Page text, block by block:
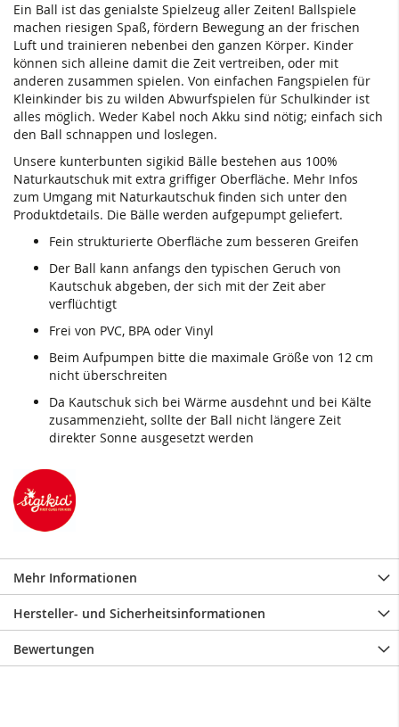
Ein Ball ist das genialste Spielzeug aller Zeiten! Ballspiele
machen riesigen Spaß, fördern Bewegung an der frischen
Luft und trainieren nebenbei den ganzen Körper. Kinder
können sich alleine damit die Zeit vertreiben, oder mit
anderen zusammen spielen. Von einfachen Fangspielen für
Kleinkinder bis zu wilden Abwurfspielen für Schulkinder ist
alles möglich. Weder Kabel noch Akku sind nötig; einfach sich
den Ball schnappen und loslegen.
Unsere kunterbunten sigikid Bälle bestehen aus 100%
Naturkautschuk mit extra griffiger Oberfläche. Mehr Infos
zum Umgang mit Naturkautschuk finden sich unter den
Produktdetails. Die Bälle werden aufgepumpt geliefert.
Fein strukturierte Oberfläche zum besseren Greifen
Der Ball kann anfangs den typischen Geruch von
Kautschuk abgeben, der sich mit der Zeit aber
verflüchtigt
Frei von PVC, BPA oder Vinyl
Beim Aufpumpen bitte die maximale Größe von 12 cm
nicht überschreiten
Da Kautschuk sich bei Wärme ausdehnt und bei Kälte
zusammenzieht, sollte der Ball nicht längere Zeit
direkter Sonne ausgesetzt werden
Mehr Informationen
Hersteller- und Sicherheitsinformationen
Bewertungen